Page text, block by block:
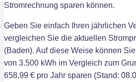
Stromrechnung sparen können.
Geben Sie einfach Ihren jährlichen
vergleichen Sie die aktuellen
(Baden). Auf diese Weise können
von 3.500 kWh im Vergleich zum
658,99 € pro Jahr sparen (Stand: